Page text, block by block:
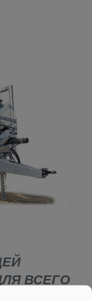
ВСЕГО